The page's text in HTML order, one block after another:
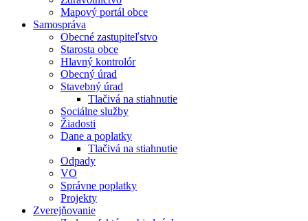
Mapový portál obce
Samospráva
Obecné zastupiteľstvo
Starosta obce
Hlavný kontrolór
Obecný úrad
Stavebný úrad
Tlačivá na stiahnutie
Sociálne služby
Žiadosti
Dane a poplatky
Tlačivá na stiahnutie
Odpady
VO
Správne poplatky
Projekty
Zverejňovanie